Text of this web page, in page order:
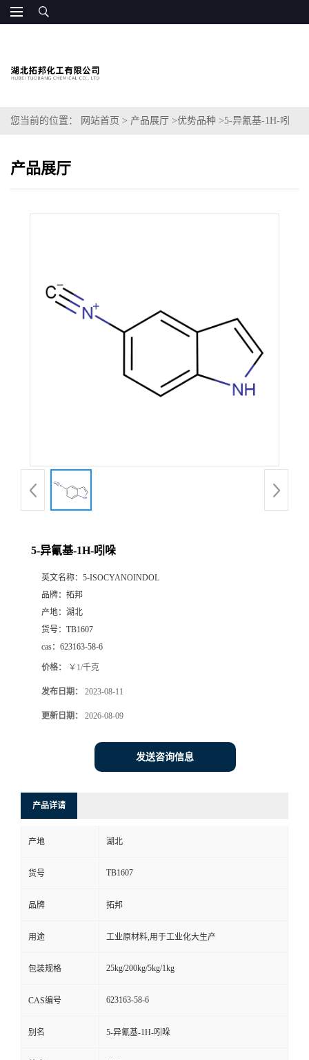
您当前的位置： 网站首页 > 产品展厅 >优势品种 >5-异氰基-1H-吲
产品展厅
5-异氰基-1H-吲哚
英文名称： 5-ISOCYANOINDOL
品牌： 拓邦
产地： 湖北
货号： TB1607
cas： 623163-58-6
价格： ￥1/千克
发布日期： 2023-08-11
更新日期： 2026-08-09
发送咨询信息
产品详请
产地 湖北
货号 TB1607
品牌 拓邦
用途 工业原材料,用于工业化大生产
包装规格 25kg/200kg/5kg/1kg
CAS编号 623163-58-6
别名 5-异氰基-1H-吲哚